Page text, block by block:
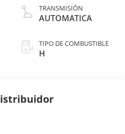
TRANSMISIÓN
AUTOMATICA
TIPO DE COMBUSTIBLE
H